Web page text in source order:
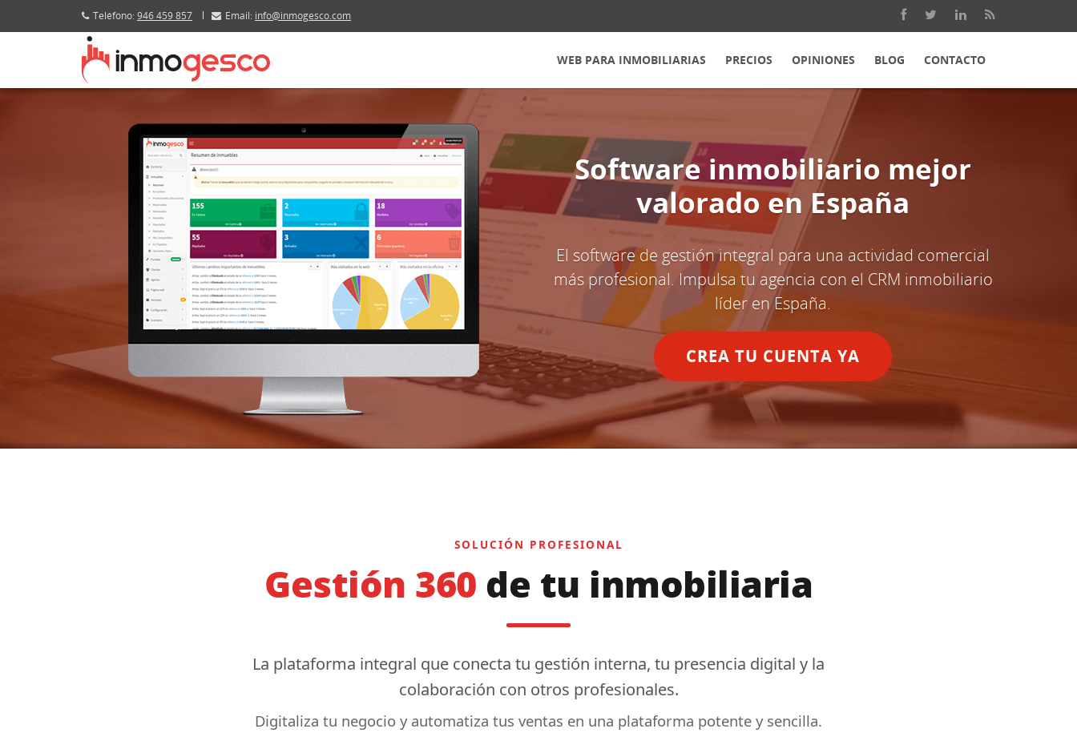
Teléfono: 946 459 857 Email: info@inmogesco.com
WEB PARA INMOBILIARIAS PRECIOS OPINIONES BLOG CONTACTO
Software inmobiliario mejor
valorado en España
El software de gestión integral para una actividad comercial
más profesional. Impulsa tu agencia con el CRM inmobiliario
líder en España.
CREA TU CUENTA YA
SOLUCIÓN PROFESIONAL
Gestión 360 de tu inmobiliaria
La plataforma integral que conecta tu gestión interna, tu presencia digital y la
colaboración con otros profesionales.
Digitaliza tu negocio y automatiza tus ventas en una plataforma potente y sencilla.